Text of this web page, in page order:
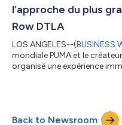
l’approche du plus
Row DTLA
LOS ANGELES--(BUSINESS
mondiale PUMA et le
organisé une expérience
monde créatif qui se cache
Angeles en toile de fond,
Back to Newsroom